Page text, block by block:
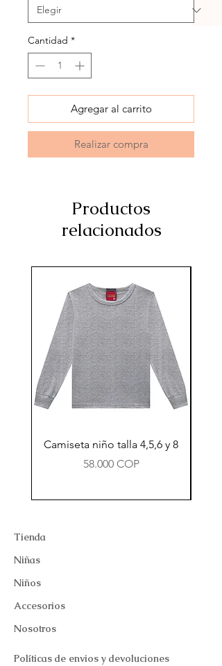
Cantidad *
Agregar al carrito
Realizar compra
Productos
relacionados
Camiseta niño talla 4,5,6 y 8
Precio
58.000 COP
Tienda
Niñas
Niños
Accesorios
Nosotros
Políticas de envios y devoluciones